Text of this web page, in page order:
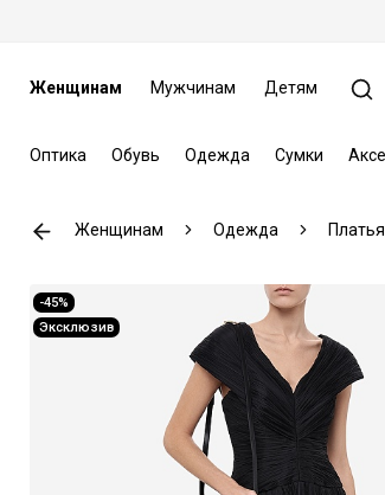
Женщинам Мужчинам Детям
Оптика Обувь Одежда Сумки
Женщинам Одежда Платья
-45%
Эксклюзив